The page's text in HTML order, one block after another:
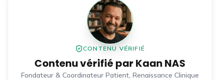
CONTENU VÉRIFIÉ
Contenu vérifié par Kaan NAS
Fondateur & Coordinateur Patient, Renaissance Clinique